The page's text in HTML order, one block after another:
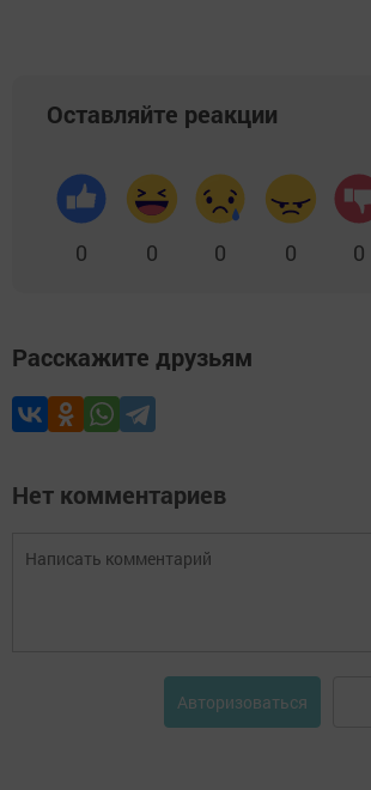
Оставляйте реакции
0 0 0 0 0
Расскажите друзьям
Нет комментариев
Авторизоваться